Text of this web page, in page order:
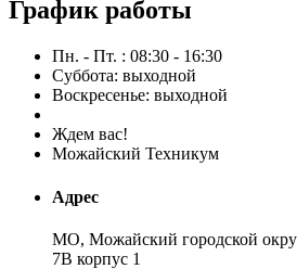
График работы
Пн. - Пт. : 08:30 - 16:30
Суббота: выходной
Воскресенье: выходной
Ждем вас!
Можайский Техникум
Адрес
МО, Можайский городской
7В корпус 1